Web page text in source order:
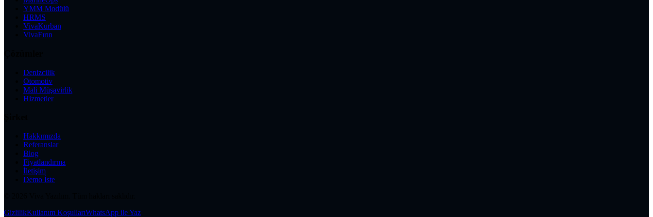
YMM Modülü
HRMS
VivaKurban
VivaFırın
Denizcilik
Otomotiv
Mali Müşavirlik
Hizmetler
Hakkımızda
Referanslar
Blog
Fiyatlandırma
İletişim
Demo İste
GizlilikKullanım KoşullarıWhatsApp ile Yaz